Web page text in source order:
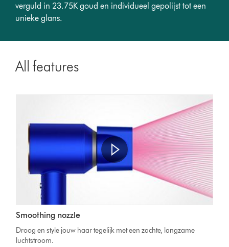
verguld in 23.75K goud en individueel gepolijst tot een
unieke glans.
All features
Smoothing nozzle
Droog en style jouw haar tegelijk met een zachte, langzame
luchtstroom.